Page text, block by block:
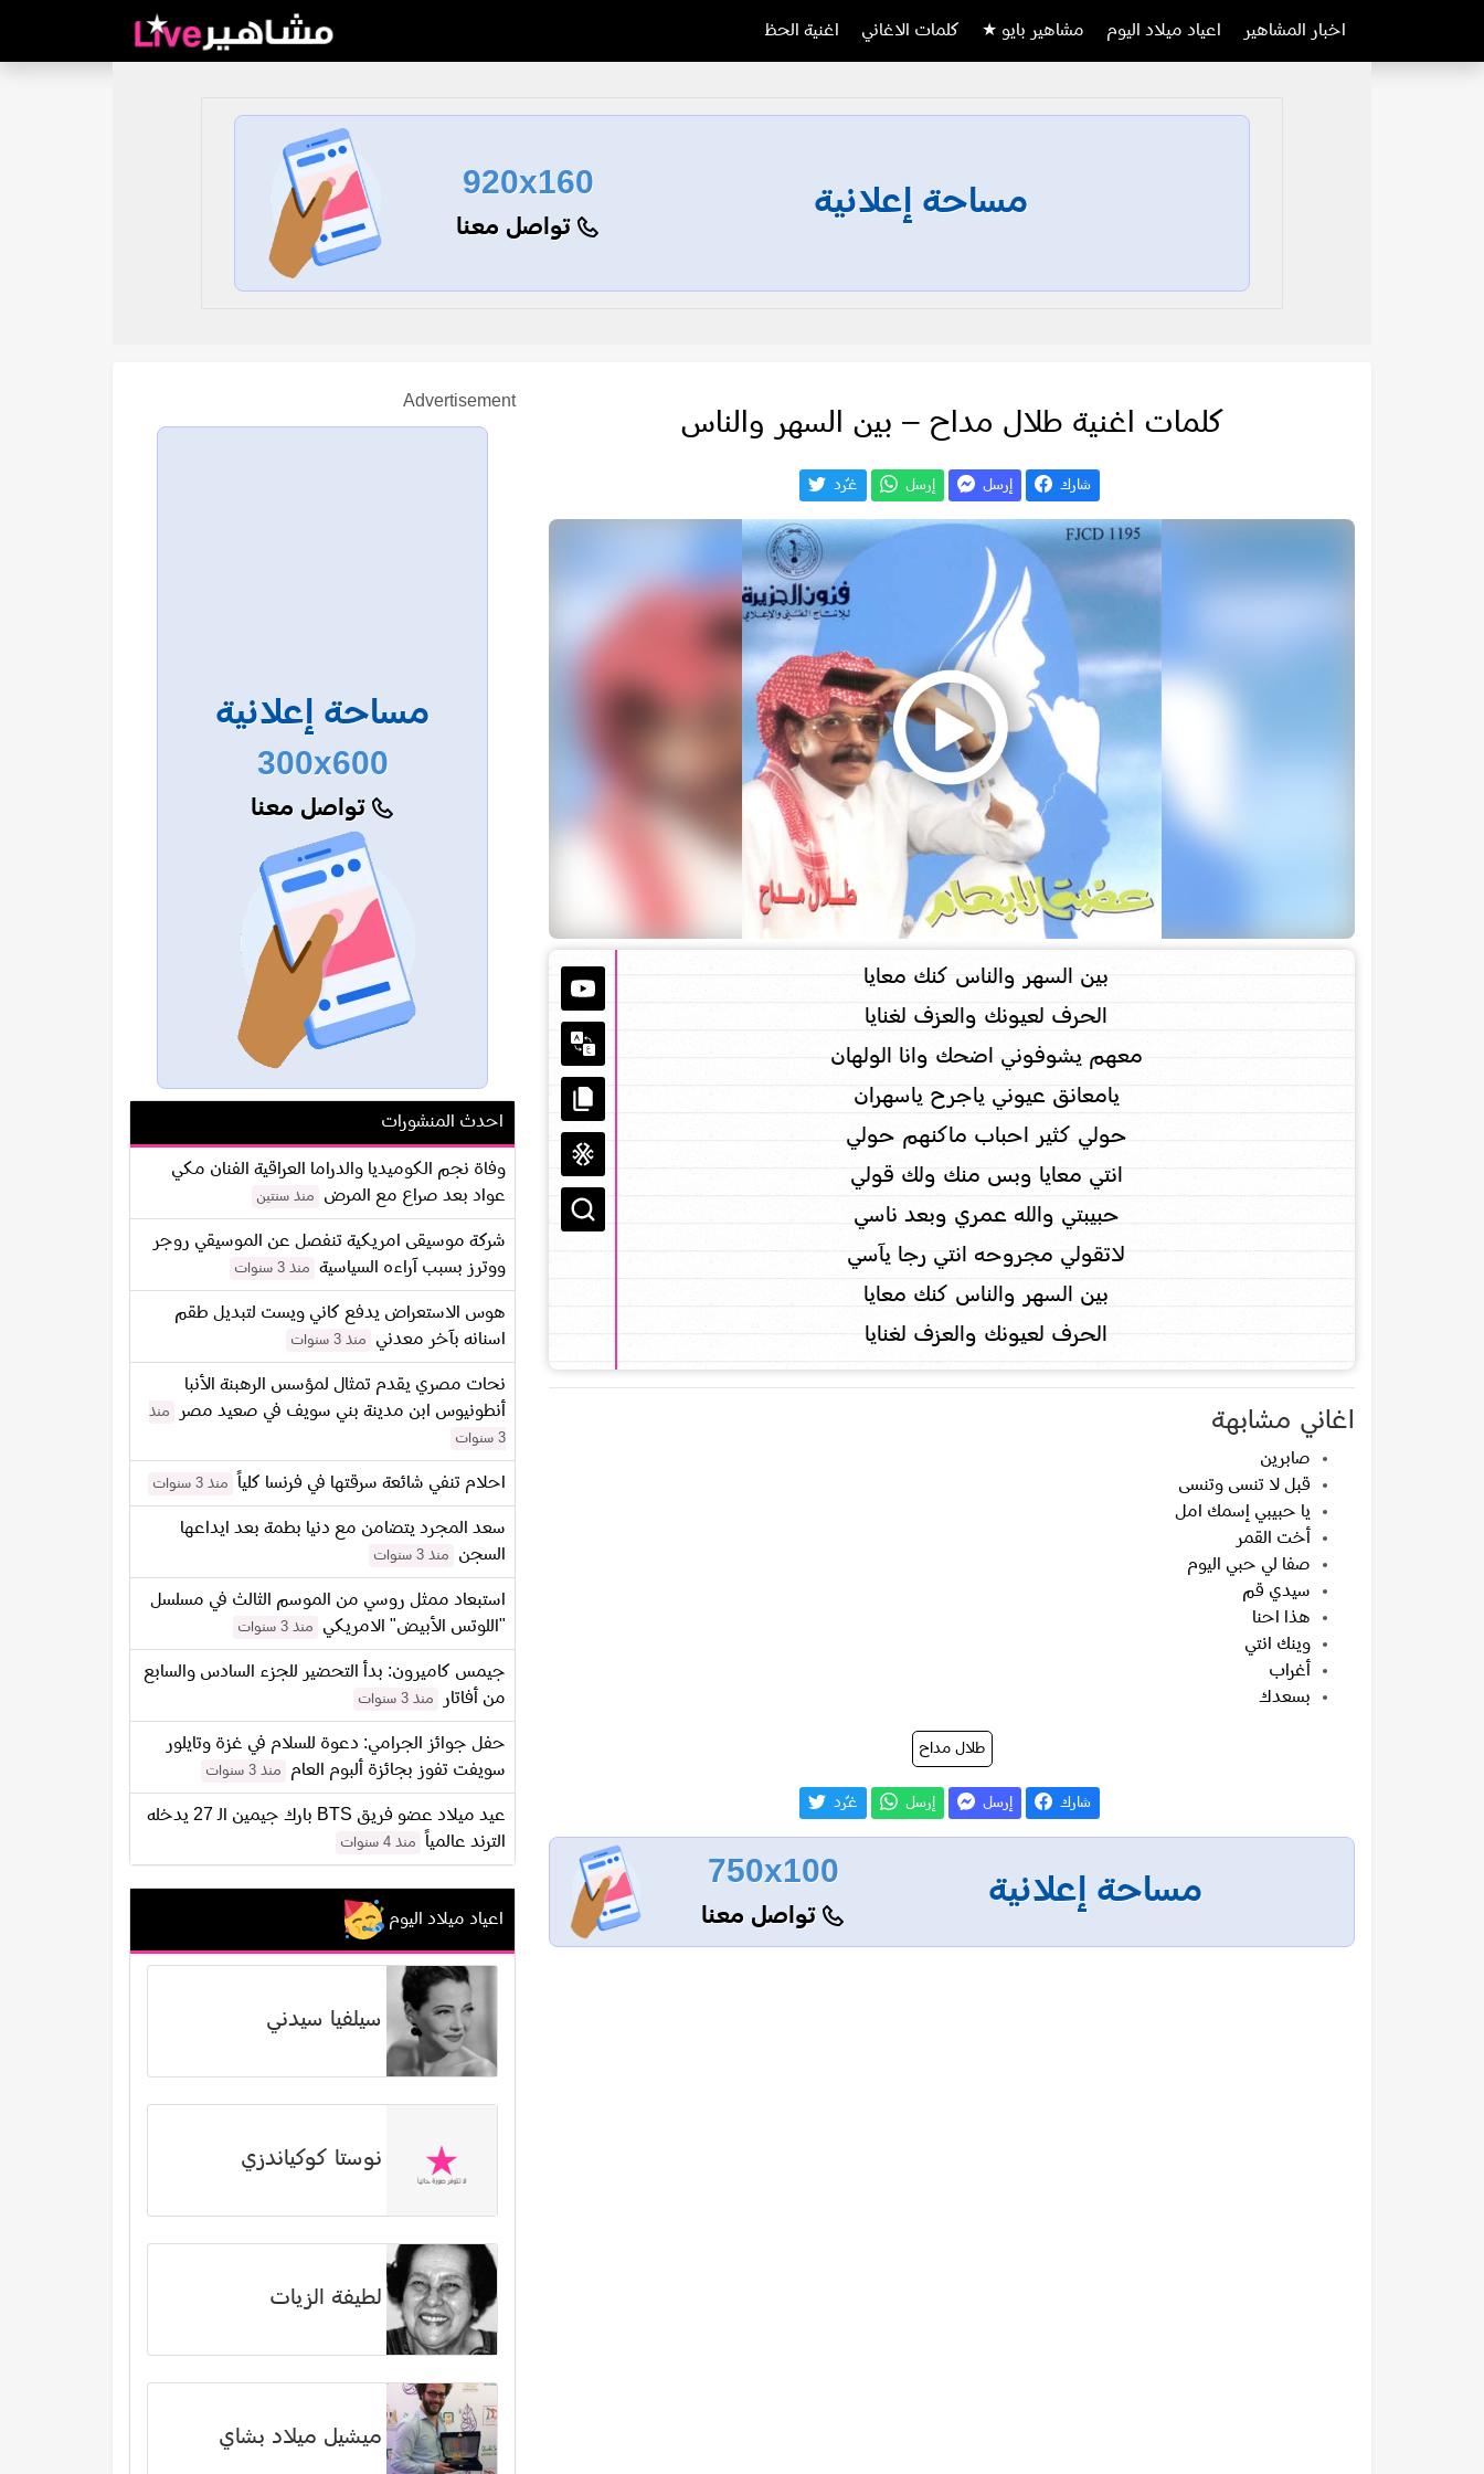
اخبار المشاهير اعياد ميلاد اليوم مشاهير بايو ★ كلمات الاغاني اغنية الحظ
مساحة إعلانية
920x160
تواصل معنا
كلمات اغنية طلال مداح – بين السهر والناس
شارك إرسل إرسل غـّرد
بين السهر والناس كنك معايا
الحرف لعيونك والعزف لغنايا
معهم يشوفوني اضحك وانا الولهان
يامعانق عيوني ياجرح ياسهران
حولي كثير احباب ماكنهم حولي
انتي معايا وبس منك ولك قولي
حبيبتي والله عمري وبعد ناسي
لاتقولي مجروحه انتي رجا يآسي
بين السهر والناس كنك معايا
الحرف لعيونك والعزف لغنايا
اغاني مشابهة
صابرين
قبل لا تنسى وتنسى
يا حبيبي إسمك امل
أخت القمر
صفا لي حبي اليوم
سيدي قم
هذا احنا
وينك انتي
أغراب
بسعدك
طلال مداح
شارك إرسل إرسل غـّرد
مساحة إعلانية
750x100
تواصل معنا
Advertisement
مساحة إعلانية
300x600
تواصل معنا
احدث المنشورات
وفاة نجم الكوميديا والدراما العراقية الفنان مكي
عواد بعد صراع مع المرض
منذ سنتين
شركة موسيقى امريكية تنفصل عن الموسيقي روجر
ووترز بسبب آراءه السياسية
منذ 3 سنوات
هوس الاستعراض يدفع كاني ويست لتبديل طقم
اسنانه بآخر معدني
منذ 3 سنوات
نحات مصري يقدم تمثال لمؤسس الرهبنة الأنبا
أنطونيوس ابن مدينة بني سويف في صعيد مصر
منذ
3 سنوات
احلام تنفي شائعة سرقتها في فرنسا كلياً منذ 3 سنوات
سعد المجرد يتضامن مع دنيا بطمة بعد ايداعها
السجن
منذ 3 سنوات
استبعاد ممثل روسي من الموسم الثالث في مسلسل
"اللوتس الأبيض" الامريكي
منذ 3 سنوات
جيمس كاميرون: بدأ التحضير للجزء السادس والسابع
من أفاتار
منذ 3 سنوات
حفل جوائز الجرامي: دعوة للسلام في غزة وتايلور
سويفت تفوز بجائزة ألبوم العام
منذ 3 سنوات
عيد ميلاد عضو فريق BTS بارك جيمين الـ 27 يدخله
الترند عالمياً
منذ 4 سنوات
اعياد ميلاد اليوم
سيلفيا سيدني
نوستا كوكياندزي
لطيفة الزيات
ميشيل ميلاد بشاي